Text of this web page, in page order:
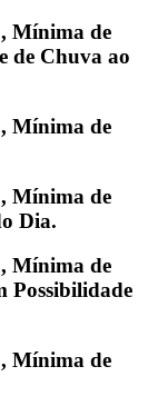
Mínima de
de Chuva ao
Mínima de
Mínima de
Dia.
Mínima de
Possibilidade
Mínima de